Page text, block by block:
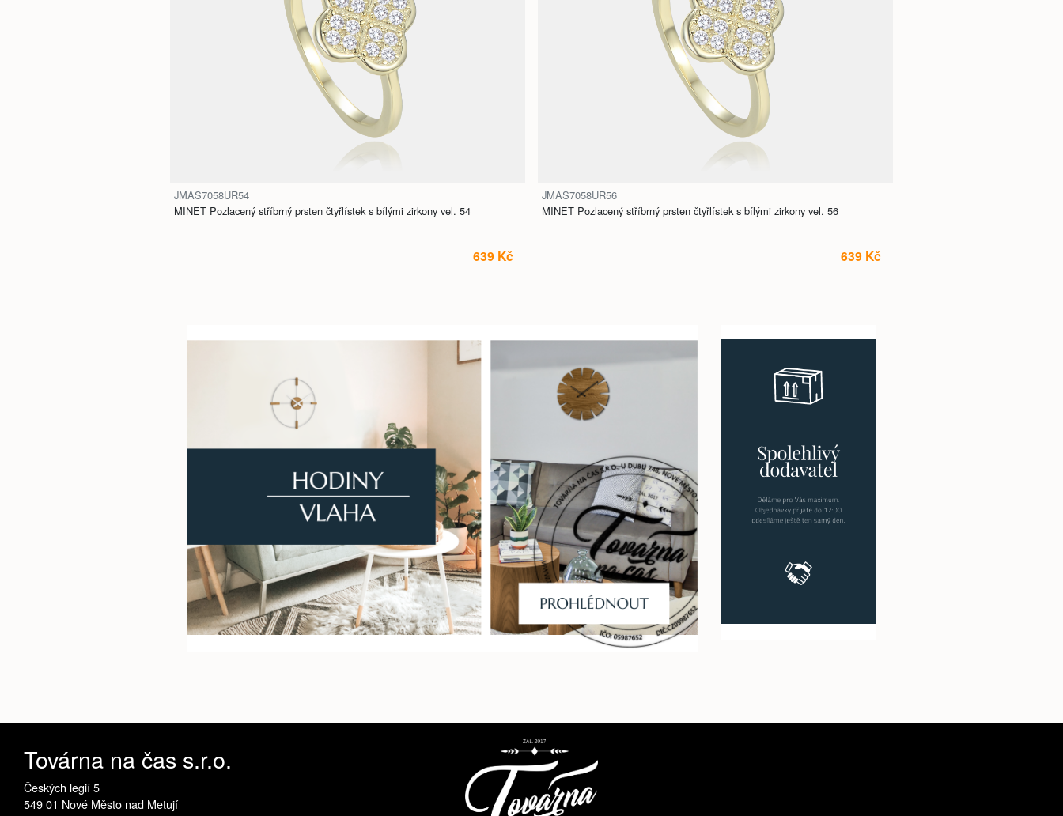
JMAS7058UR54
MINET Pozlacený stříbrný prsten čtyřlístek s bílými zirkony vel. 54
639 Kč
JMAS7058UR56
MINET Pozlacený stříbrný prsten čtyřlístek s bílými zirkony vel. 56
639 Kč
Továrna na čas s.r.o.
Českých legií 5
549 01 Nové Město nad Metují